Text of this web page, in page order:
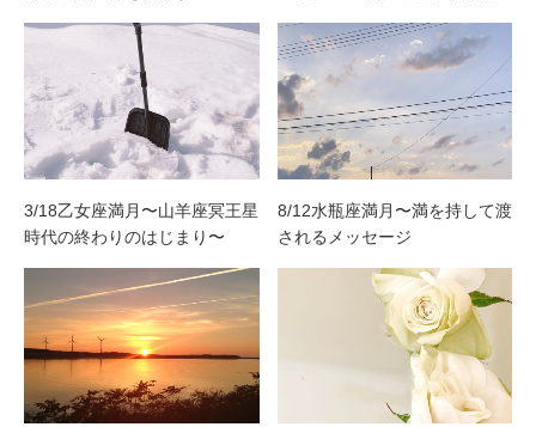
3/18乙女座満月〜山羊座冥王星
時代の終わりのはじまり〜
8/12水瓶座満月〜満を持して渡
されるメッセージ